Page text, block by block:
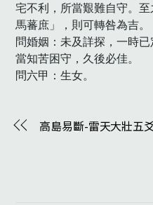
宅不利，所當艱難自守。
馬蕃庶」，則可轉咎為吉。
問婚姻：未及詳探，一時
當知苦困守，久後必佳。
問六甲：生女。
高島易斷-雷天大壯五